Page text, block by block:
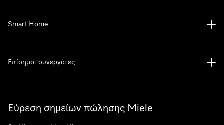
Εύρεση σημείων πώλησης Miele
Smart Home
Επίσημοι συνεργάτες